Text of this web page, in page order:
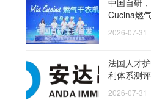
中国自研
Cucina燃
2026-07-31
法国人才
利体系测评
2026-07-31